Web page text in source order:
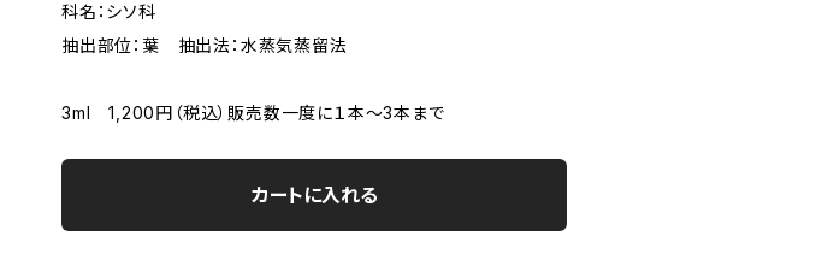
科名：シソ科
抽出部位：葉 抽出法：水蒸気蒸留法
3ml 1,200円（税込）販売数一度に１本～3本まで
カートに入れる